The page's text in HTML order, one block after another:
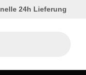
24h Lieferung